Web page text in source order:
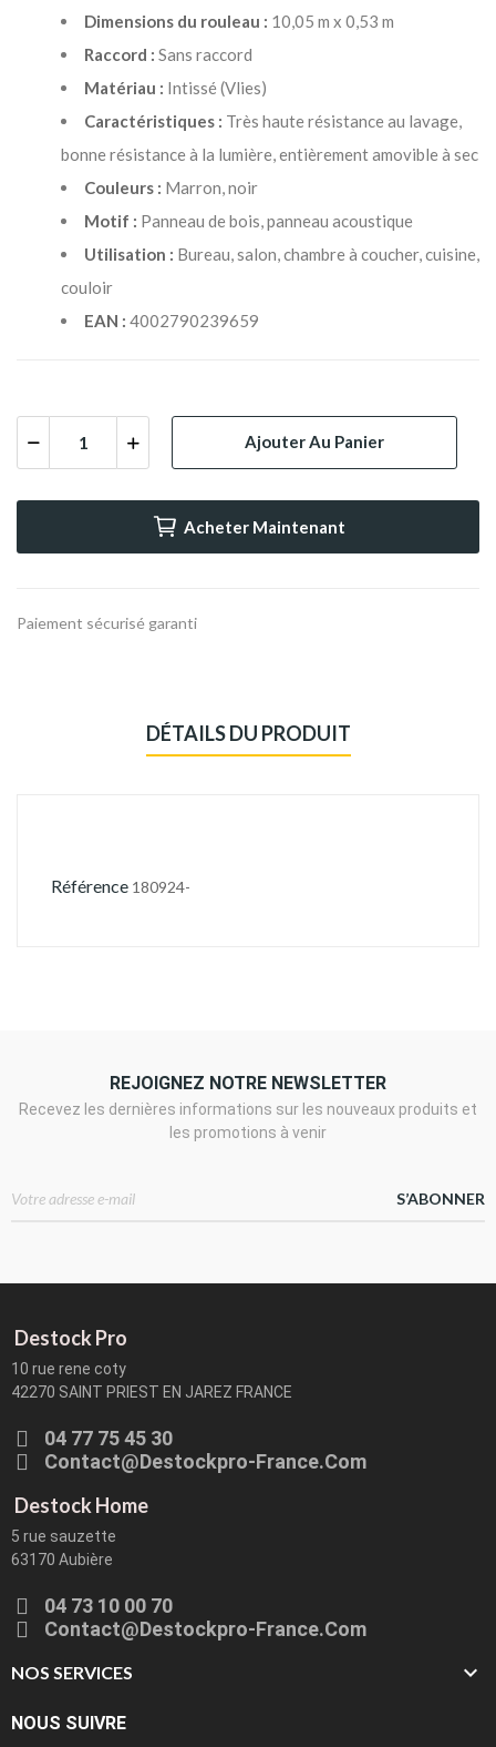
Dimensions du rouleau : 10,05 m x 0,53 m
Raccord : Sans raccord
Matériau : Intissé (Vlies)
Caractéristiques : Très haute résistance au lavage,
bonne résistance à la lumière, entièrement amovible à sec
Couleurs : Marron, noir
Motif : Panneau de bois, panneau acoustique
Utilisation : Bureau, salon, chambre à coucher, cuisine,
couloir
EAN : 4002790239659
Ajouter Au Panier
Acheter Maintenant
Paiement sécurisé garanti
DÉTAILS DU PRODUIT
Référence 180924-
REJOIGNEZ NOTRE NEWSLETTER
Recevez les dernières informations sur les nouveaux produits et
les promotions à venir
S’ABONNER
Destock Pro
10 rue rene coty
42270 SAINT PRIEST EN JAREZ FRANCE
04 77 75 45 30
Contact@destockpro-France.com
Destock Home
5 rue sauzette
63170 Aubière
04 73 10 00 70
Contact@destockpro-France.com
NOS SERVICES 
NOUS SUIVRE